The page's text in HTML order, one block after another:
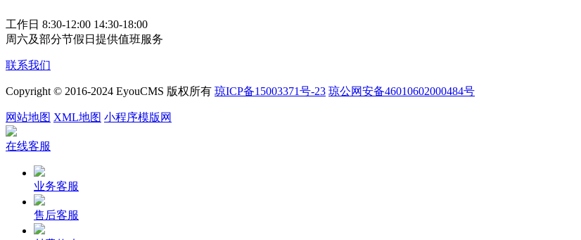
工作日 8:30-12:00 14:30-18:00
周六及部分节假日提供值班服务
联系我们
Copyright © 2016-2024 EyouCMS 版权所有 琼ICP备15003371号-23 琼公网安备46010602000484号
网站地图 XML地图 小程序模版网
在线客服
业务客服
售后客服